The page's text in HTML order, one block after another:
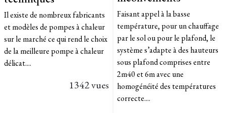
Il existe de nombreux fabricants
et modèles de pompes à chaleur
sur le marché ce qui rend le choix
de la meilleure pompe à chaleur
délicat....
1342 vues
​Faisant appel à la basse
température, pour un chauffage
par le sol ou pour le plafond, le
système s’adapte à des hauteurs
sous plafond comprises entre
2m40 et 6m avec une
homogénéité des températures
correcte....